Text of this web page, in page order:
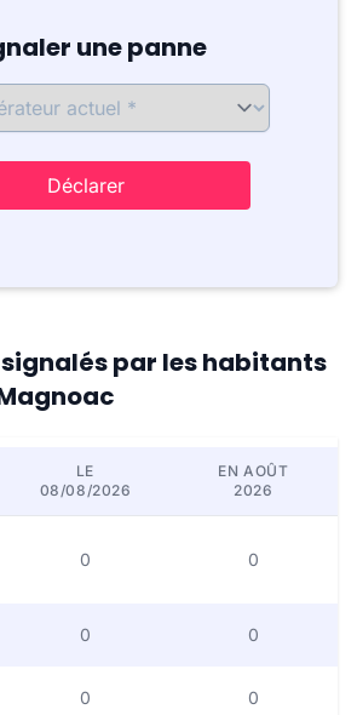
une panne
Déclarer
par les habitants
LE
08/08/2026
EN AOÛT
2026
0 0
0 0
0 0